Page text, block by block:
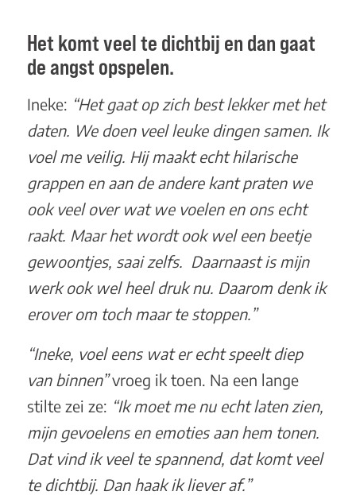
Het komt veel te dichtbij en dan gaat
de angst opspelen.
Ineke: “Het gaat op zich best lekker met het
daten. We doen veel leuke dingen samen. Ik
voel me veilig. Hij maakt echt hilarische
grappen en aan de andere kant praten we
ook veel over wat we voelen en ons echt
raakt. Maar het wordt ook wel een beetje
gewoontjes, saai zelfs. Daarnaast is mijn
werk ook wel heel druk nu. Daarom denk ik
erover om toch maar te stoppen.”
“Ineke, voel eens wat er echt speelt diep
van binnen”vroeg ik toen. Na een lange
stilte zei ze: “Ik moet me nu echt laten zien,
mijn gevoelens en emoties aan hem tonen.
Dat vind ik veel te spannend, dat komt veel
te dichtbij. Dan haak ik liever af.”